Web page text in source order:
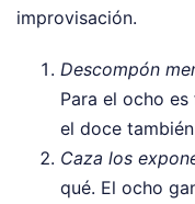
improvisación.
Descompón
Para el ocho
el doce
Caza los
qué. El ocho